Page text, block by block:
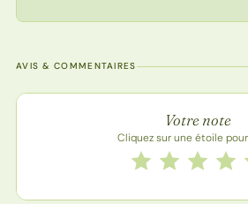
AVIS & COMMENTAIRES
Note de la recette
Votre note
Cliquez sur une étoile
Notez cette 4
3
2 étoiles
1 étoile